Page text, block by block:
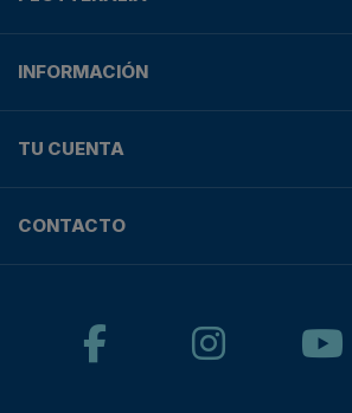
INFORMACIÓN
TU CUENTA
CONTACTO